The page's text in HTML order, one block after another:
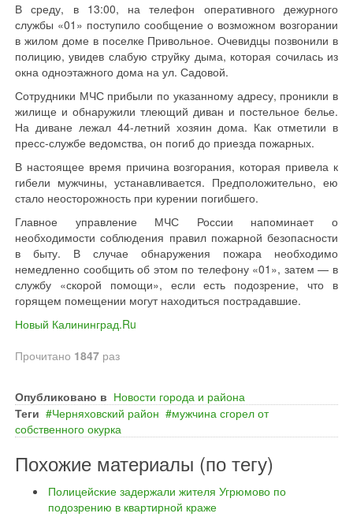
В среду, в 13:00, на телефон оперативного дежурного
службы «01» поступило сообщение о возможном возгорании
в жилом доме в поселке Привольное. Очевидцы позвонили в
полицию, увидев слабую струйку дыма, которая сочилась из
окна одноэтажного дома на ул. Садовой.
Сотрудники МЧС прибыли по указанному адресу, проникли в
жилище и обнаружили тлеющий диван и постельное белье.
На диване лежал 44-летний хозяин дома. Как отметили в
пресс-службе ведомства, он погиб до приезда пожарных.
В настоящее время причина возгорания, которая привела к
гибели мужчины, устанавливается. Предположительно, ею
стало неосторожность при курении погибшего.
Главное управление МЧС России напоминает о
необходимости соблюдения правил пожарной безопасности
в быту. В случае обнаружения пожара необходимо
немедленно сообщить об этом по телефону «01», затем — в
службу «скорой помощи», если есть подозрение, что в
горящем помещении могут находиться пострадавшие.
Новый Калининград.Ru
Прочитано 1847 раз
Опубликовано в Новости города и района
Теги
Черняховский район
мужчина сгорел от
собственного окурка
Похожие материалы (по тегу)
Полицейские задержали жителя Угрюмово по
подозрению в квартирной краже